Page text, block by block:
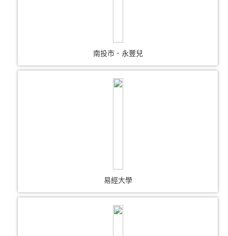
南投市．永豐兒
易經大學